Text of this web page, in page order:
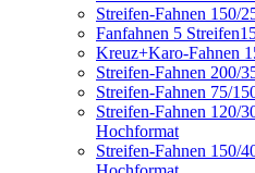
Streifen-Fahnen 150/
Fanfahnen 5
Kreuz+Karo-Fahnen
Streifen-Fahnen 200/
Streifen-Fahnen 75/
Streifen-Fahnen 120/
Hochformat
Streifen-Fahnen 150/